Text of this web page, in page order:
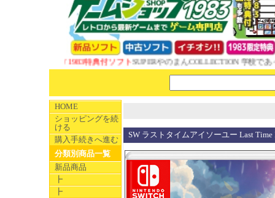
NEW 1983特典付ソフトSUPERやのまんCOLLECTION 学校であった
HOME
ショッピングを続
ける
購入手続きへ進む
分類別商品一覧
新品商品
┣
┣
SW ラストタイムアイソーユー Last Time